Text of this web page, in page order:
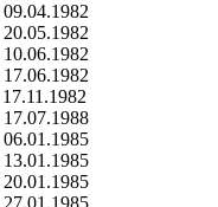
09.04.1982
20.05.1982
10.06.1982
17.06.1982
17.11.1982
17.07.1988
06.01.1985
13.01.1985
20.01.1985